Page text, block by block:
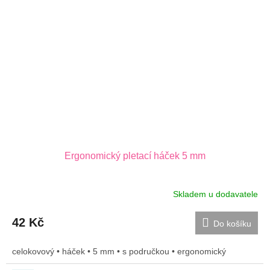
Ergonomický pletací háček 5 mm
Skladem u dodavatele
42 Kč Do košíku
celokovový • háček • 5 mm • s područkou • ergonomický